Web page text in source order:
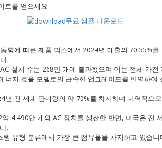
트를 얻으세요
무료 샘플 다운로드
향에 따른 제품 믹스에서 2024년 매출의 70.55%
.
설치 수는 268만 개에 불과했으며 이는 전체 가
너지 효율 모델로의 급속한 업그레이드를 반영하여
년 전 세계 판매량의 약 70%를 차지하며 지역적으
4,490만 개의 AC 장치를 생산한 반면, 미국은 전
.
템 유형 분류에서 가장 큰 점유율을 차지하고 있습